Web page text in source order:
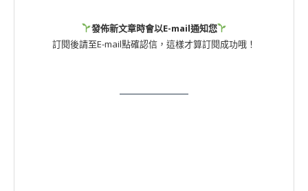
發佈新文章時會以E-mail通知您
訂閱後請至E-mail點確認信，這樣才算訂閱成功哦！